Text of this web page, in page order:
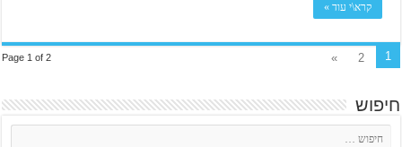
קרא\י עוד »
Page 1 of 2 1
2
»
חיפוש